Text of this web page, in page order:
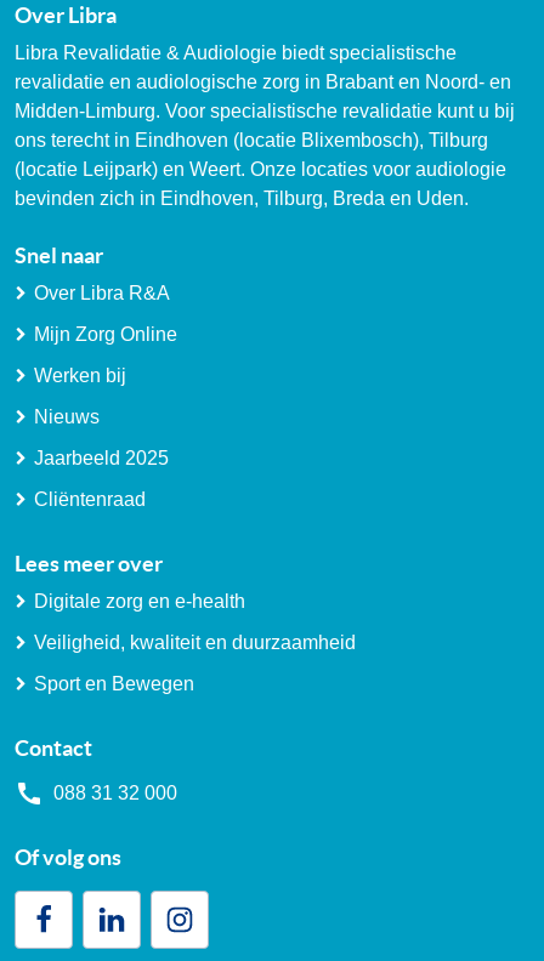
Over Libra
Libra Revalidatie & Audiologie biedt specialistische
revalidatie en audiologische zorg in Brabant en Noord- en
Midden-Limburg. Voor specialistische revalidatie kunt u bij
ons terecht in Eindhoven (locatie Blixembosch), Tilburg
(locatie Leijpark) en Weert. Onze locaties voor audiologie
bevinden zich in Eindhoven, Tilburg, Breda en Uden.
Snel naar
Over Libra R&A
Mijn Zorg Online
Werken bij
Nieuws
Jaarbeeld 2025
Cliëntenraad
Lees meer over
Digitale zorg en e-health
Veiligheid, kwaliteit en duurzaamheid
Sport en Bewegen
Contact
088 31 32 000
Of volg ons